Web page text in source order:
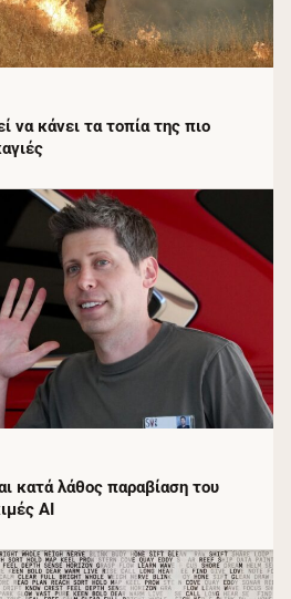
κάνει τα τοπία της πιο
κατά λάθος παραβίαση του
AI